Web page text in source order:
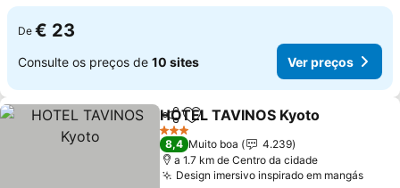
De € 23
Consulte os preços de 10 sites Ver preços
PartilharAdicionar aos favoritos
HOTEL TAVINOS Kyoto
3 Estrelas
8,4 Muito boa
4.239
a 1.7 km de Centro da cidade
Design imersivo inspirado em mangásVer